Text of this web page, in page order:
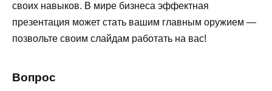
своих навыков. В мире бизнеса эффектная
презентация может стать вашим главным оружием —
позвольте своим слайдам работать на вас!
Вопрос